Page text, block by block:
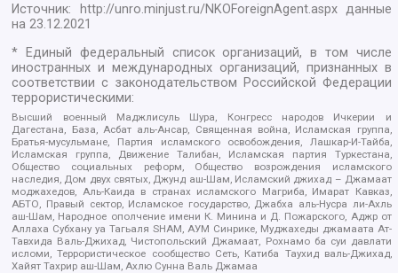
Источник: http://unro.minjust.ru/NKOForeignAgent.aspxданные
на23.12.2021
* Единый федеральный список организаций, в том числе
иностранных и международных организаций, признанных в
соответствии с законодательством Российской Федерации
террористическими:
Высший военный Маджлисуль Шура, Конгресс народов Ичкерии и
Дагестана, База, Асбат аль-Ансар, Священная война, Исламская группа,
Братья-мусульмане, Партия исламского освобождения, Лашкар-И-Тайба,
Исламская группа, Движение Талибан, Исламская партия Туркестана,
Общество социальных реформ, Общество возрождения исламского
наследия, Дом двух святых, Джунд аш-Шам, Исламский джихад – Джамаат
моджахедов, Аль-Каида в странах исламского Магриба, Имарат Кавказ,
АБТО, Правый сектор, Исламское государство, Джабха аль-Нусра ли-Ахль
аш-Шам, Народное ополчение имени К. Минина и Д. Пожарского, Аджр от
Аллаха Субхану уа Тагьаля SHAM, АУМ Синрике, Муджахеды джамаата Ат-
Тавхида Валь-Джихад, Чистопольский Джамаат, Рохнамо ба суи давлати
исломи, Террористическое сообщество Сеть, Катиба Таухид валь-Джихад,
Хайят Тахрир аш-Шам, Ахлю Сунна Валь Джамаа